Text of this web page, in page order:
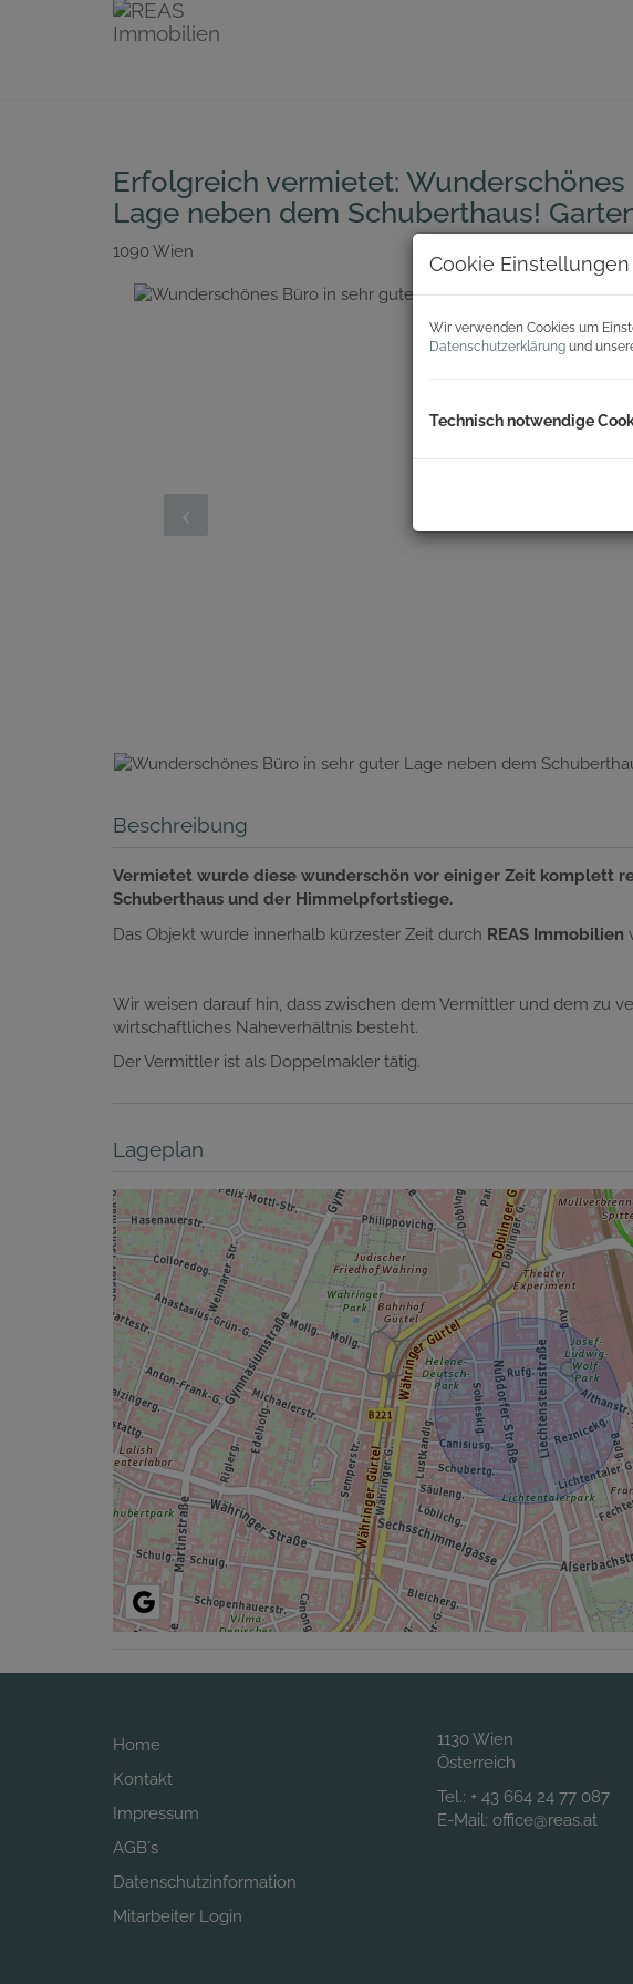
Erfolgreich vermietet:
Lage neben dem Schuberthaus!
1090 Wien
Beschreibung
Vermietet wurde diese wunderschön vor einiger Zeit komplett
Schuberthaus und der Himmelpfortstiege.
Das Objekt wurde innerhalb kürzester Zeit durch REAS Immobilien
Wir weisen darauf hin, dass zwischen dem Vermittler und dem zu
wirtschaftliches Naheverhältnis besteht.
Der Vermittler ist als Doppelmakler tätig.
Lageplan
Home
Kontakt
Impressum
AGB´s
Datenschutzinformation
Mitarbeiter Login
1130 Wien
Österreich
Tel.: + 43 664 24 77 087
E-Mail: office@reas.at
Cookie Einstellungen
Wir verwenden Cookies um
Datenschutzerklärung und
Technisch notwendige